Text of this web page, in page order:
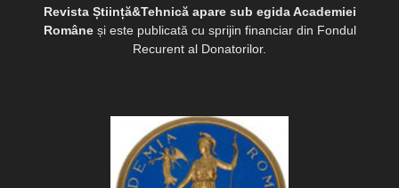
Revista Știință&Tehnică apare sub egida Academiei
Româneși este publicată cu sprijin financiar din Fondul
Recurent al Donatorilor.